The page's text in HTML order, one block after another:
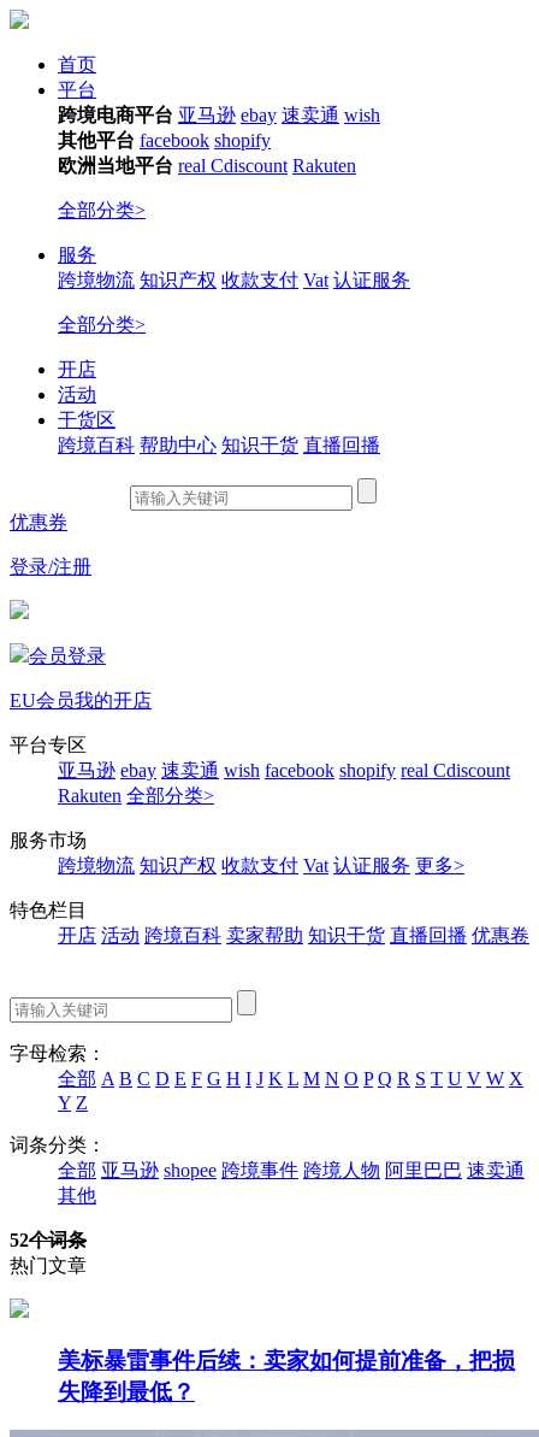
首页
平台
跨境电商平台 亚马逊 ebay 速卖通 wish
其他平台 facebook shopify
欧洲当地平台 real Cdiscount Rakuten
全部分类>
服务
跨境物流 知识产权 收款支付 Vat 认证服务
全部分类>
开店
活动
干货区
跨境百科 帮助中心 知识干货 直播回播
优惠券
登录/注册
会员登录
EU会员我的开店
平台专区
亚马逊 ebay 速卖通 wish facebook shopify real Cdiscount
Rakuten 全部分类>
服务市场
跨境物流 知识产权 收款支付 Vat 认证服务 更多>
特色栏目
开店 活动 跨境百科 卖家帮助 知识干货 直播回播 优惠卷
字母检索：
全部 A B C D E F G H I J K L M N O P Q R S T U V W X
Y Z
词条分类：
全部 亚马逊 shopee 跨境事件 跨境人物 阿里巴巴 速卖通
其他
52个词条
热门文章
美标暴雷事件后续：卖家如何提前准备，把损
失降到最低？